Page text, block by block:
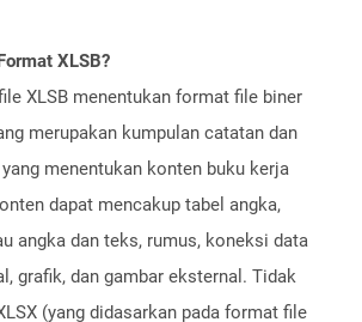
XLSB?
XLSB menentukan format file biner
merupakan kumpulan catatan dan
menentukan konten buku kerja
dapat mencakup tabel angka,
angka dan teks, rumus, koneksi data
grafik, dan gambar eksternal. Tidak
(yang didasarkan pada format file